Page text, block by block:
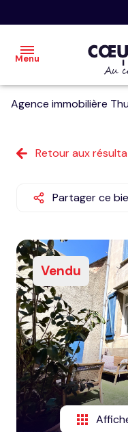
Menu
acheter
ventes
faire
estimer
honoraires
nous
contacter
notre
agence
Agence immobilière
Retour aux
Partager ce
Vendu